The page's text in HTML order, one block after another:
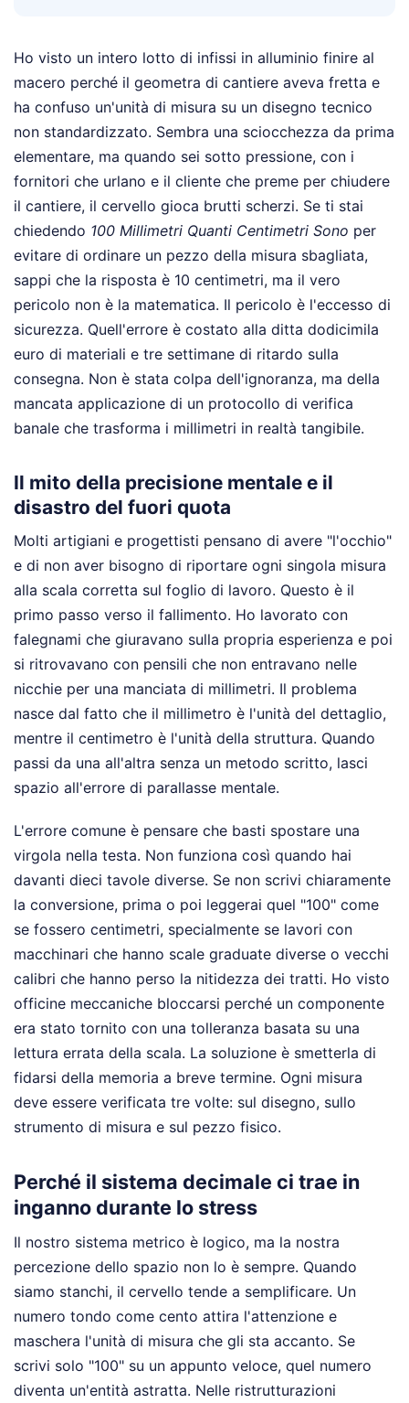
Ho visto un intero lotto di infissi in alluminio finire al
macero perché il geometra di cantiere aveva fretta e
ha confuso un'unità di misura su un disegno tecnico
non standardizzato. Sembra una sciocchezza da prima
elementare, ma quando sei sotto pressione, con i
fornitori che urlano e il cliente che preme per chiudere
il cantiere, il cervello gioca brutti scherzi. Se ti stai
chiedendo 100 Millimetri Quanti Centimetri Sono per
evitare di ordinare un pezzo della misura sbagliata,
sappi che la risposta è 10 centimetri, ma il vero
pericolo non è la matematica. Il pericolo è l'eccesso di
sicurezza. Quell'errore è costato alla ditta dodicimila
euro di materiali e tre settimane di ritardo sulla
consegna. Non è stata colpa dell'ignoranza, ma della
mancata applicazione di un protocollo di verifica
banale che trasforma i millimetri in realtà tangibile.
Il mito della precisione mentale e il
disastro del fuori quota
Molti artigiani e progettisti pensano di avere "l'occhio"
e di non aver bisogno di riportare ogni singola misura
alla scala corretta sul foglio di lavoro. Questo è il
primo passo verso il fallimento. Ho lavorato con
falegnami che giuravano sulla propria esperienza e poi
si ritrovavano con pensili che non entravano nelle
nicchie per una manciata di millimetri. Il problema
nasce dal fatto che il millimetro è l'unità del dettaglio,
mentre il centimetro è l'unità della struttura. Quando
passi da una all'altra senza un metodo scritto, lasci
spazio all'errore di parallasse mentale.
L'errore comune è pensare che basti spostare una
virgola nella testa. Non funziona così quando hai
davanti dieci tavole diverse. Se non scrivi chiaramente
la conversione, prima o poi leggerai quel "100" come
se fossero centimetri, specialmente se lavori con
macchinari che hanno scale graduate diverse o vecchi
calibri che hanno perso la nitidezza dei tratti. Ho visto
officine meccaniche bloccarsi perché un componente
era stato tornito con una tolleranza basata su una
lettura errata della scala. La soluzione è smetterla di
fidarsi della memoria a breve termine. Ogni misura
deve essere verificata tre volte: sul disegno, sullo
strumento di misura e sul pezzo fisico.
Perché il sistema decimale ci trae in
inganno durante lo stress
Il nostro sistema metrico è logico, ma la nostra
percezione dello spazio non lo è sempre. Quando
siamo stanchi, il cervello tende a semplificare. Un
numero tondo come cento attira l'attenzione e
maschera l'unità di misura che gli sta accanto. Se
scrivi solo "100" su un appunto veloce, quel numero
diventa un'entità astratta. Nelle ristrutturazioni